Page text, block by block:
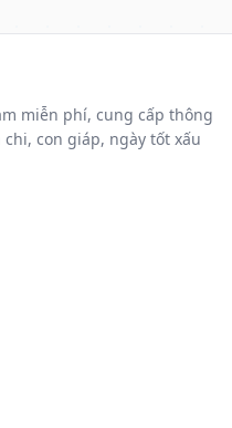
miễn phí, cung cấp thông
con giáp, ngày tốt xấu